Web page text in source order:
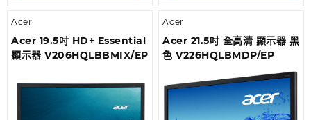
Acer
Acer 19.5吋 HD+ Essential
顯示器 V206HQLBBMIX/EP
Acer
Acer 21.5吋 全高清 顯示器 黑
色 V226HQLBMDP/EP